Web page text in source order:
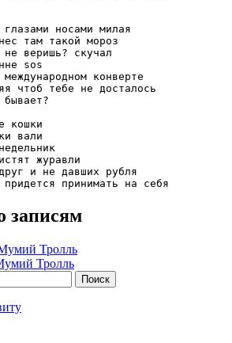
носами милая
там такой мороз
не веришь? скучал
sos
конверте
чтоб тебе не досталось
бывает?
кошки
вали
журавли
и не давших рубля
принимать на себя
записям
Тролль
Тролль